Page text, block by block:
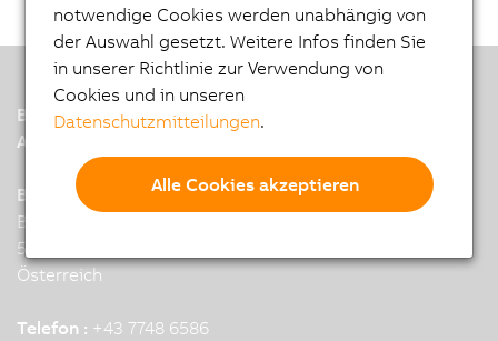
B&R
A member of the ABB Group
B&R Industrial Automation GmbH
B&R Strasse 1
5142 Eggelsberg
Österreich
Telefon : +43 7748 6586
notwendige Cookies werden unabhängig von
der Auswahl gesetzt. Weitere Infos finden Sie
in unserer Richtlinie zur Verwendung von
Cookies und in unseren
Datenschutzmitteilungen.
Alle Cookies akzeptieren